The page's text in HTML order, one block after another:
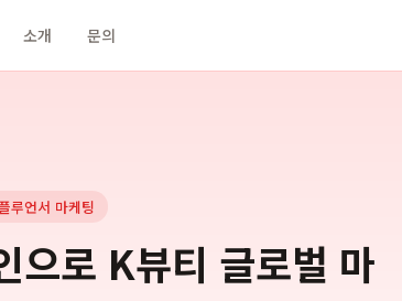
소개 문의
루언서 마케팅
으로 K뷰티 글로벌 마